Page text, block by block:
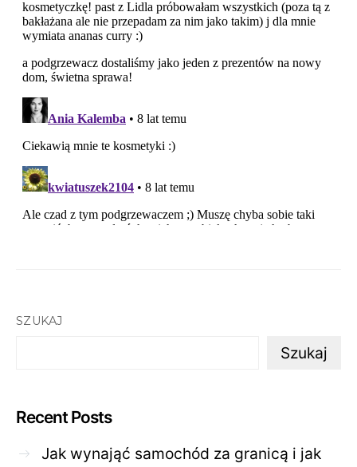
SZUKAJ
Szukaj
Recent Posts
Jak wynająć samochód za granicą i jak